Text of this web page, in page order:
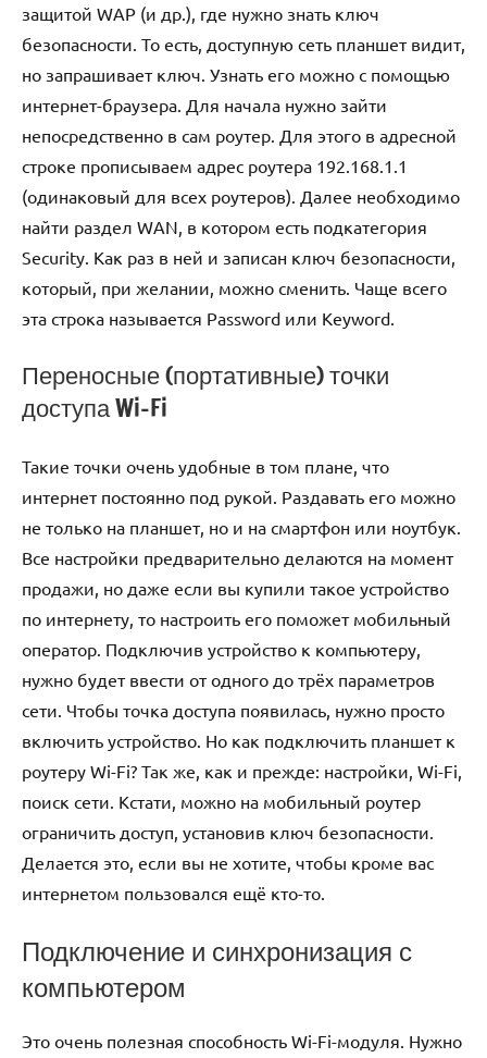
защитой WAP (и др.), где нужно знать ключ
безопасности. То есть, доступную сеть планшет видит,
но запрашивает ключ. Узнать его можно с помощью
интернет-браузера. Для начала нужно зайти
непосредственно в сам роутер. Для этого в адресной
строке прописываем адрес роутера 192.168.1.1
(одинаковый для всех роутеров). Далее необходимо
найти раздел WAN, в котором есть подкатегория
Security. Как раз в ней и записан ключ безопасности,
который, при желании, можно сменить. Чаще всего
эта строка называется Password или Keyword.
Переносные (портативные) точки
доступа Wi-Fi
Такие точки очень удобные в том плане, что
интернет постоянно под рукой. Раздавать его можно
не только на планшет, но и на смартфон или ноутбук.
Все настройки предварительно делаются на момент
продажи, но даже если вы купили такое устройство
по интернету, то настроить его поможет мобильный
оператор. Подключив устройство к компьютеру,
нужно будет ввести от одного до трёх параметров
сети. Чтобы точка доступа появилась, нужно просто
включить устройство. Но как подключить планшет к
роутеру Wi-Fi? Так же, как и прежде: настройки, Wi-Fi,
поиск сети. Кстати, можно на мобильный роутер
ограничить доступ, установив ключ безопасности.
Делается это, если вы не хотите, чтобы кроме вас
интернетом пользовался ещё кто-то.
Подключение и синхронизация с
компьютером
Это очень полезная способность Wi-Fi-модуля. Нужно